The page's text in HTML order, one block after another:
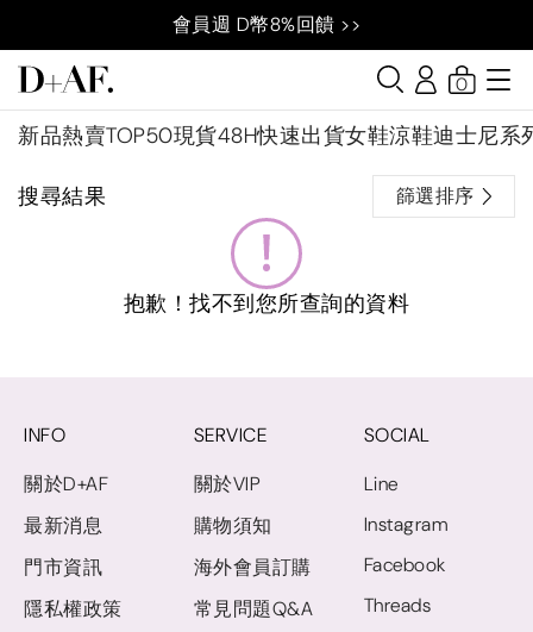
會員週 D幣8%回饋 >>
新品熱賣TOP50現貨48H快速出貨女鞋涼鞋迪士尼系
0
搜尋結果 篩選排序
抱歉！找不到您所查詢的資料
INFO
關於D+AF
最新消息
門市資訊
隱私權政策
SERVICE
關於VIP
購物須知
海外會員訂購
常見問題Q&A
SOCIAL
Line
Instagram
Facebook
Threads